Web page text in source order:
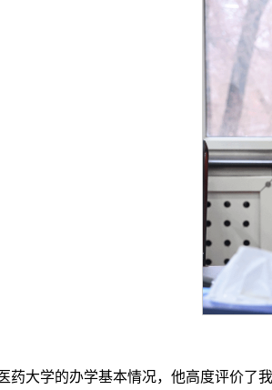
药大学的办学基本情况，他高度评价了